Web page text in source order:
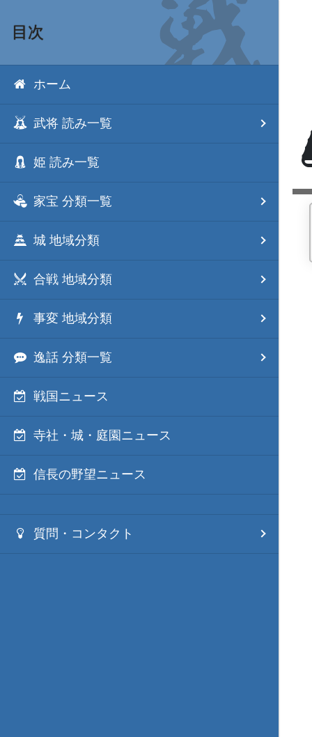
目次
ホーム
武将 読み一覧
姫 読み一覧
家宝 分類一覧
城 地域分類
合戦 地域分類
事変 地域分類
逸話 分類一覧
戦国ニュース
寺社・城・庭園ニュース
信長の野望ニュース
質問・コンタクト